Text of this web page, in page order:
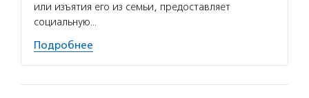
или изъятия его из семьи, предоставляет
социальную…
Подробнее